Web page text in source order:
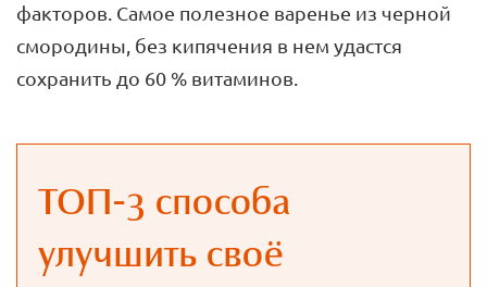
факторов. Самое полезное варенье из черной
смородины, без кипячения в нем удастся
сохранить до 60 % витаминов.
ТОП-3 способа
улучшить своё